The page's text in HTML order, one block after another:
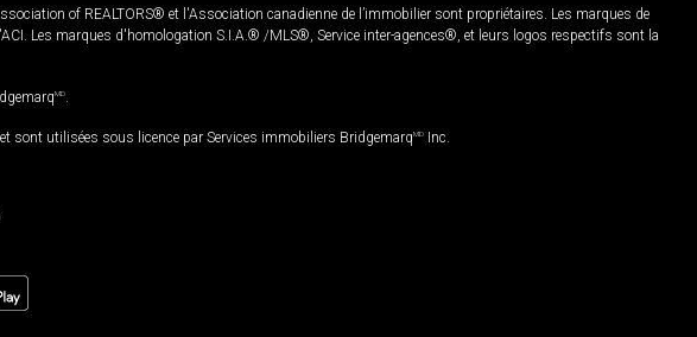
of REALTORS® et l'Association canadienne de l’immobilier sont propriétaires. Les marques de
Les marques d'homologation S.I.A.® /MLS®, Service inter-agences®, et leurs logos respectifs sont la
MD
sont utilisées sous licence par Services immobiliers BridgemarqMD Inc.